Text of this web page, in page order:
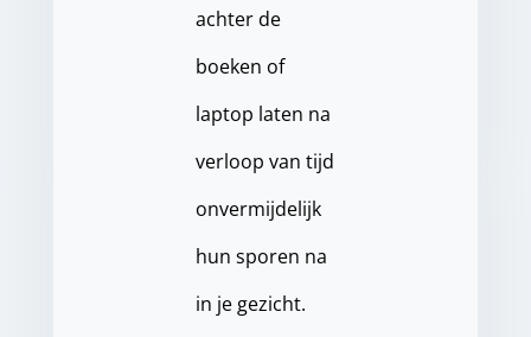
achter de
boeken of
laptop laten na
verloop van tijd
onvermijdelijk
hun sporen na
in je gezicht.